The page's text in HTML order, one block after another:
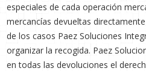
especiales de cada operación
mercancías devueltas
de los casos Paez Soluciones
organizar la recogida. Paez
en todas las devoluciones el